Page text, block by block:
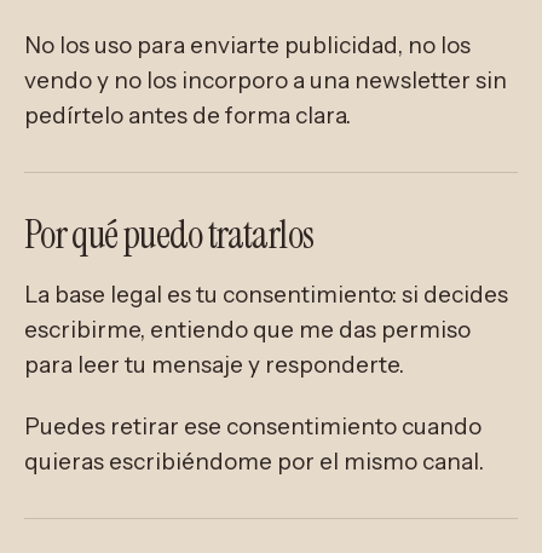
No los uso para enviarte publicidad, no los
vendo y no los incorporo a una newsletter sin
pedírtelo antes de forma clara.
Por qué puedo tratarlos
La base legal es tu consentimiento: si decides
escribirme, entiendo que me das permiso
para leer tu mensaje y responderte.
Puedes retirar ese consentimiento cuando
quieras escribiéndome por el mismo canal.